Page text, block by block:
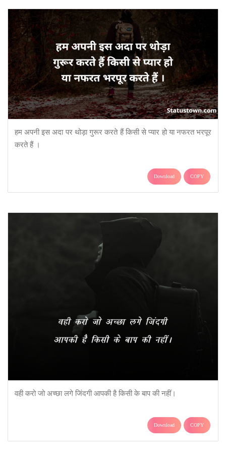
हम अपनी इस अदा पर थोड़ा गुरूर करते हैं किसी से प्यार हो या नफरत भरपूर
करते हैं ।
Download COPY
वही करो जो अच्छा लगे जिंदगी आपकी है किसी के बाप की नहीं।
Download COPY